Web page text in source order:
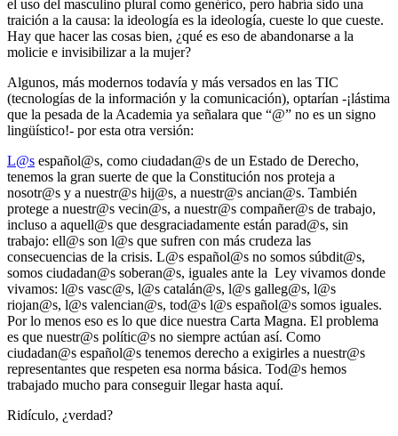
el uso del masculino plural como genérico, pero habría sido una
traición a la causa: la ideología es la ideología, cueste lo que cueste.
Hay que hacer las cosas bien, ¿qué es eso de abandonarse a la
molicie e invisibilizar a la mujer?
Algunos, más modernos todavía y más versados en las TIC
(tecnologías de la información y la comunicación), optarían -¡lástima
que la pesada de la Academia ya señalara que “@” no es un signo
lingüístico!- por esta otra versión:
L@s español@s, como ciudadan@s de un Estado de Derecho,
tenemos la gran suerte de que la Constitución nos proteja a
nosotr@s y a nuestr@s hij@s, a nuestr@s ancian@s. También
protege a nuestr@s vecin@s, a nuestr@s compañer@s de trabajo,
incluso a aquell@s que desgraciadamente están parad@s, sin
trabajo: ell@s son l@s que sufren con más crudeza las
consecuencias de la crisis. L@s español@s no somos súbdit@s,
somos ciudadan@s soberan@s, iguales ante la Ley vivamos donde
vivamos: l@s vasc@s, l@s catalán@s, l@s galleg@s, l@s
riojan@s, l@s valencian@s, tod@s l@s español@s somos iguales.
Por lo menos eso es lo que dice nuestra Carta Magna. El problema
es que nuestr@s polític@s no siempre actúan así. Como
ciudadan@s español@s tenemos derecho a exigirles a nuestr@s
representantes que respeten esa norma básica. Tod@s hemos
trabajado mucho para conseguir llegar hasta aquí.
Ridículo, ¿verdad?